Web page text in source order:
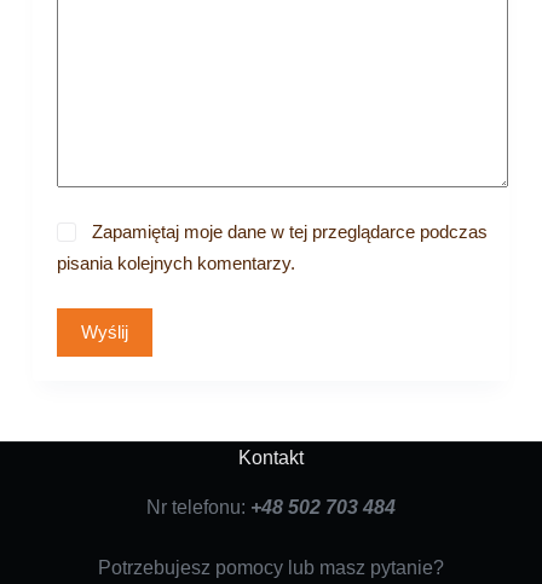
Zapamiętaj moje dane w tej przeglądarce podczas
pisania kolejnych komentarzy.
Wyślij
Kontakt
Nr telefonu: +48 502 703 484
Potrzebujesz pomocy lub masz pytanie?